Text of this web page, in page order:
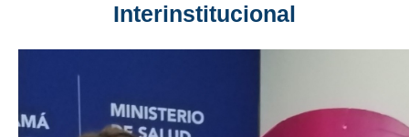
Interinstitucional